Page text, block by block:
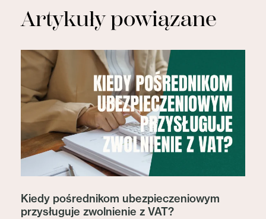
Artykuły powiązane
Kiedy pośrednikom ubezpieczeniowym
przysługuje zwolnienie z VAT?